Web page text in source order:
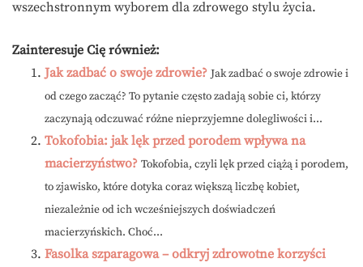
wszechstronnym wyborem dla zdrowego stylu życia.
Zainteresuje Cię również:
Jak zadbać o swoje zdrowie? Jak zadbać o swoje zdrowie i
od czego zacząć? To pytanie często zadają sobie ci, którzy
zaczynają odczuwać różne nieprzyjemne dolegliwości i...
Tokofobia: jak lęk przed porodem wpływa na
macierzyństwo? Tokofobia, czyli lęk przed ciążą i porodem,
to zjawisko, które dotyka coraz większą liczbę kobiet,
niezależnie od ich wcześniejszych doświadczeń
macierzyńskich. Choć...
Fasolka szparagowa – odkryj zdrowotne korzyści